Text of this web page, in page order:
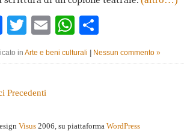
Facebook
Twitter
EmailWhatsApp
in Arte e beni culturali | Nessun commento »
Precedenti
Visus 2006, su piattaforma WordPress